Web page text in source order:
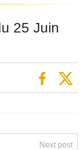
25 Juin
Next post